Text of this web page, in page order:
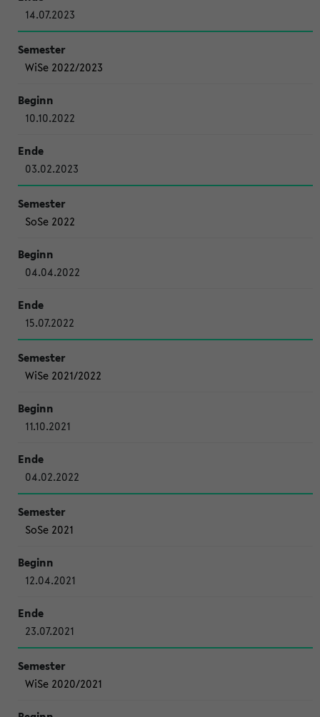
14.07.2023
WiSe 2022/2023
10.10.2022
03.02.2023
SoSe 2022
04.04.2022
15.07.2022
WiSe 2021/2022
11.10.2021
04.02.2022
SoSe 2021
12.04.2021
23.07.2021
WiSe 2020/2021